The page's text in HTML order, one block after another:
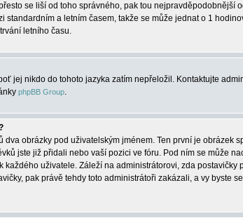
se liší od toho správného, pak tou nejpravděpodobnější
standardním a letním časem, takže se může jednat o 1
letního času.
jej nikdo do tohoto jazyka zatím nepřeložil. Kontaktujte
phpBB Group.
obrázky pod uživatelským jménem. Ten první je obrázek
jste již přidali nebo vaší pozici ve fóru. Pod ním se může
uživatele. Záleží na administrátorovi, zda postavičky
pak právě tehdy toto administrátoři zakázali, a vy byste